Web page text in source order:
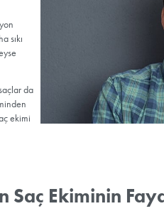
tamamlandıktan sonra ilk
jeli sürülüyor. Jel uygulaması,
yapılmıyor. Yara iyileştirici,
kendini gösteriyor. Saç derisi
saçını çok kısa kestirmiş gibi
Bu yöntemle yapılan saç
ekiminin yapıldığı bölgeye
ekibi tarafından gerçekleştirilen